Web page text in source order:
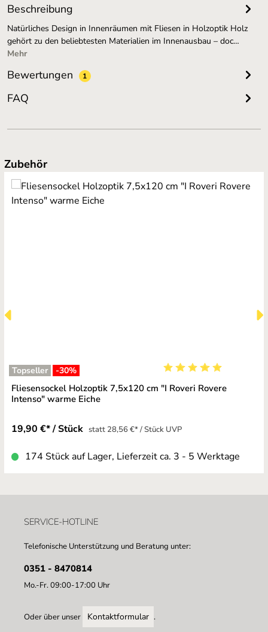
Beschreibung
Natürliches Design in Innenräumen mit Fliesen in Holzoptik Holz
gehört zu den beliebtesten Materialien im Innenausbau – doc…
Mehr
Bewertungen 1
FAQ
Produktgalerie überspringen
Zubehör
Topseller -30%
Durchschnittliche
Fliesensockel Holzoptik 7,5x120 cm "I Roveri Rovere
Intenso" warme Eiche
19,90 €* / Stück statt 28,56 €* / Stück UVP
174 Stück auf Lager, Lieferzeit ca. 3 - 5 Werktage
SERVICE-HOTLINE
Telefonische Unterstützung und Beratung unter:
0351 - 8470814
Mo.-Fr. 09:00-17:00 Uhr
Oder über unser Kontaktformular .